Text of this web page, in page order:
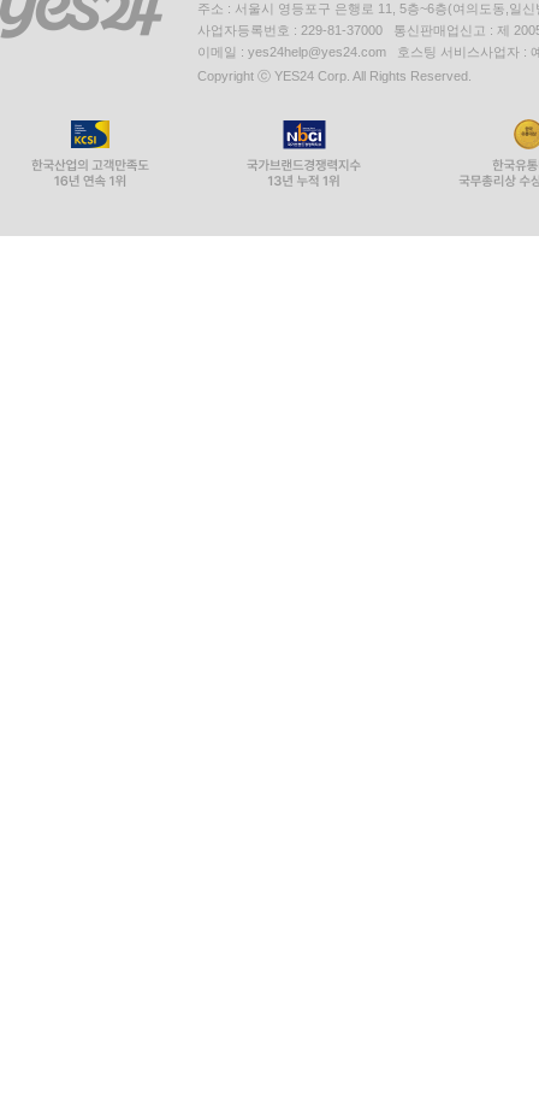
주소 : 서울시 영등포구 은행로 11, 5층~6층(여의도동,일신
사업자등록번호 : 229-81-37000 통신판매업신고 : 제
이메일 : yes24help@yes24.com 호스팅 서비스사업자 :
Copyright ⓒ YES24 Corp. All Rights Reserved.